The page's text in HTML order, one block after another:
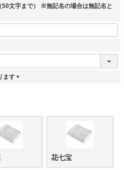
文字まで） ※無記名の場合は無記名と
ます
)
花七宝